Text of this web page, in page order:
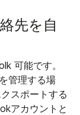
先を自
可能です。
管理する場
スポートする
アカウントと